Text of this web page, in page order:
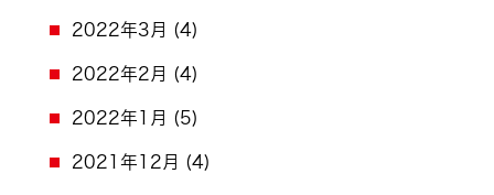
2022年3月 (4)
2022年2月 (4)
2022年1月 (5)
2021年12月 (4)